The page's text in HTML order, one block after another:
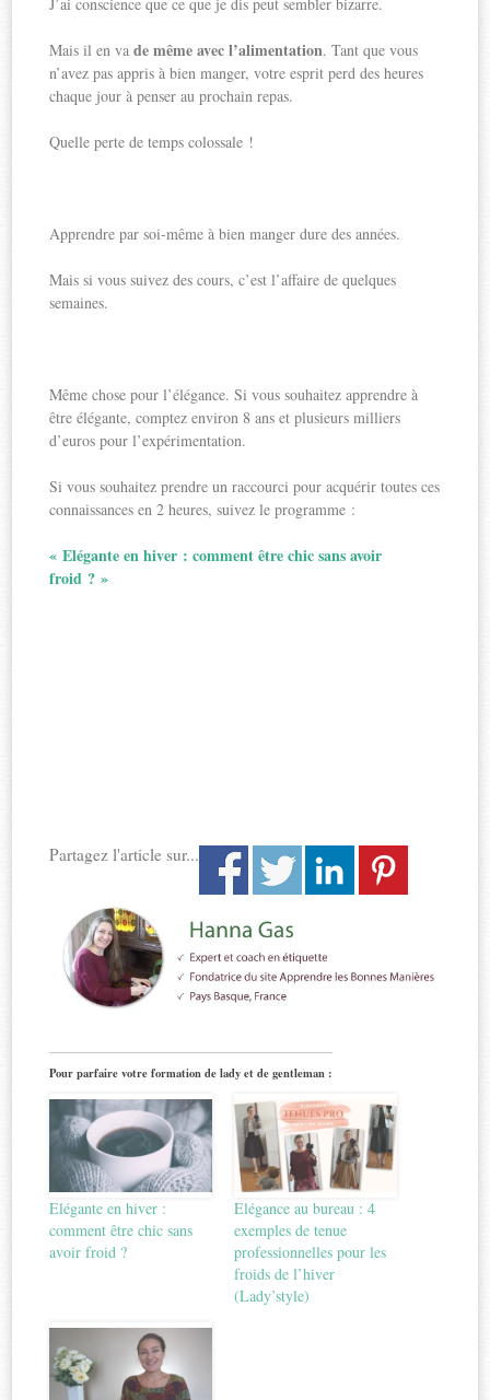
Mais il en vade même avec l’alimentation. Tant que vous
n’avez pas appris à bien manger, votre esprit perd des heures
chaque jour à penser au prochain repas.
Quelle perte de temps colossale !
Apprendre par soi-même à bien manger dure des années.
Mais si vous suivez des cours, c’est l’affaire de quelques
semaines.
Même chose pour l’élégance. Si vous souhaitez apprendre à
être élégante, comptez environ 8 ans et plusieurs milliers
d’euros pour l’expérimentation.
Si vous souhaitez prendre un raccourci pour acquérir toutes ces
connaissances en 2 heures, suivez le programme :
« Elégante en hiver : comment être chic sans avoir
froid ? »
Partagez l'article sur...
Pour parfaire votre formation de lady et de gentleman :
Elégante en hiver :
comment être chic sans
avoir froid ?
Elégance au bureau : 4
exemples de tenue
professionnelles pour les
froids de l’hiver
(Lady’style)